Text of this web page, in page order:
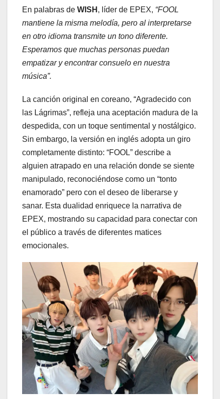
En palabras de WISH , líder de EPEX, “FOOL
mantiene la misma melodía, pero al interpretarse
en otro idioma transmite un tono diferente.
Esperamos que muchas personas puedan
empatizar y encontrar consuelo en nuestra
música”.
La canción original en coreano, “Agradecido con
las Lágrimas”, refleja una aceptación madura de la
despedida, con un toque sentimental y nostálgico.
Sin embargo, la versión en inglés adopta un giro
completamente distinto: “FOOL” describe a
alguien atrapado en una relación donde se siente
manipulado, reconociéndose como un “tonto
enamorado” pero con el deseo de liberarse y
sanar. Esta dualidad enriquece la narrativa de
EPEX, mostrando su capacidad para conectar con
el público a través de diferentes matices
emocionales.